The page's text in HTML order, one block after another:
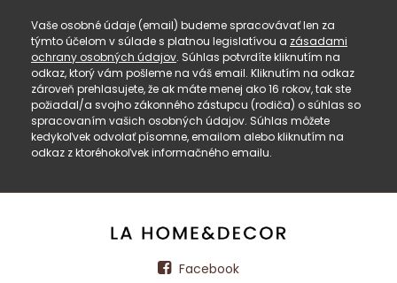
Vaše osobné údaje (email) budeme spracovávať len za
týmto účelom v súlade s platnou legislatívou a zásadami
ochrany osobných údajov. Súhlas potvrdíte kliknutím na
odkaz, ktorý vám pošleme na váš email. Kliknutím na odkaz
zároveň prehlasujete, že ak máte menej ako 16 rokov, tak ste
požiadal/a svojho zákonného zástupcu (rodiča) o súhlas so
spracovaním vašich osobných údajov. Súhlas môžete
kedykoľvek odvolať písomne, emailom alebo kliknutím na
odkaz z ktoréhokoľvek informačného emailu.
Facebook